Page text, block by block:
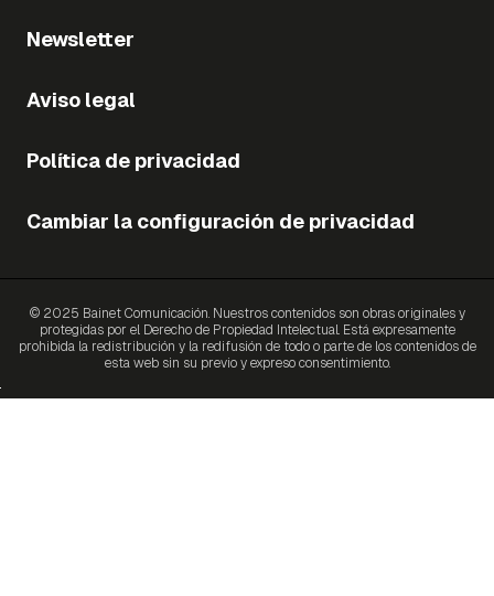
Newsletter
Aviso legal
Política de privacidad
Cambiar la configuración de privacidad
© 2025 Bainet Comunicación. Nuestros contenidos son obras originales y
protegidas por el Derecho de Propiedad Intelectual. Está expresamente
prohibida la redistribución y la redifusión de todo o parte de los contenidos de
esta web sin su previo y expreso consentimiento.